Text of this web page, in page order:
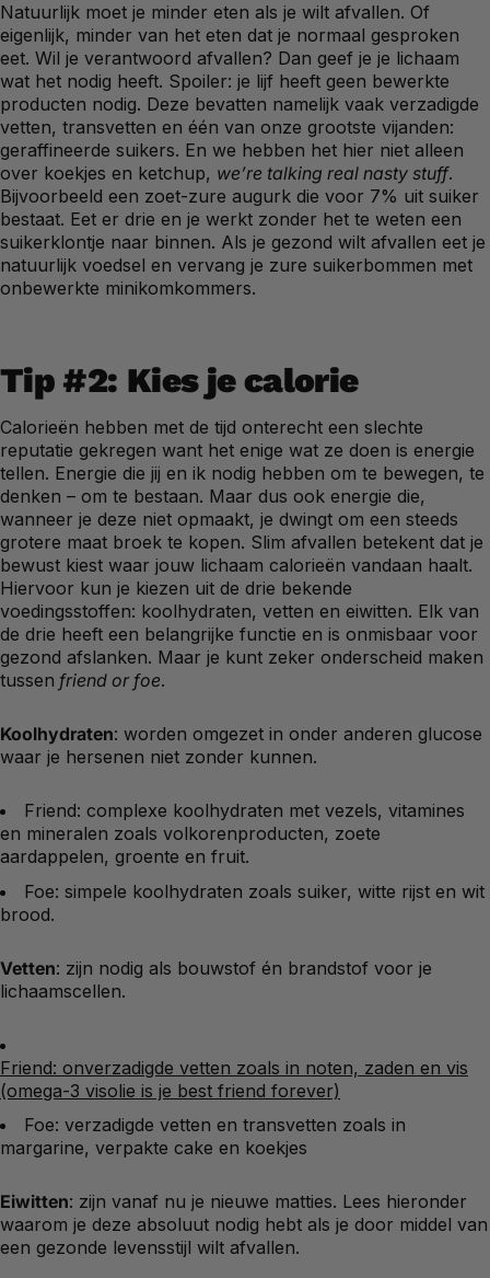
Natuurlijk moet je minder eten als je wilt afvallen. Of
eigenlijk, minder van het eten dat je normaal gesproken
eet. Wil je verantwoord afvallen? Dan geef je je lichaam
wat het nodig heeft. Spoiler: je lijf heeft geen bewerkte
producten nodig. Deze bevatten namelijk vaak verzadigde
vetten, transvetten en één van onze grootste vijanden:
geraffineerde suikers. En we hebben het hier niet alleen
over koekjes en ketchup, we’re talking real nasty stuff.
Bijvoorbeeld een zoet-zure augurk die voor 7% uit suiker
bestaat. Eet er drie en je werkt zonder het te weten een
suikerklontje naar binnen. Als je gezond wilt afvallen eet je
natuurlijk voedsel en vervang je zure suikerbommen met
onbewerkte minikomkommers.
Tip #2: Kies je calorie
Calorieën hebben met de tijd onterecht een slechte
reputatie gekregen want het enige wat ze doen is energie
tellen. Energie die jij en ik nodig hebben om te bewegen, te
denken – om te bestaan. Maar dus ook energie die,
wanneer je deze niet opmaakt, je dwingt om een steeds
grotere maat broek te kopen. Slim afvallen betekent dat je
bewust kiest waar jouw lichaam calorieën vandaan haalt.
Hiervoor kun je kiezen uit de drie bekende
voedingsstoffen: koolhydraten, vetten en eiwitten. Elk van
de drie heeft een belangrijke functie en is onmisbaar voor
gezond afslanken. Maar je kunt zeker onderscheid maken
tussen friend or foe.
Koolhydraten: worden omgezet in onder anderen glucose
waar je hersenen niet zonder kunnen.
Friend: complexe koolhydraten met vezels, vitamines
en mineralen zoals volkorenproducten, zoete
aardappelen, groente en fruit.
Foe: simpele koolhydraten zoals suiker, witte rijst en wit
brood.
Vetten: zijn nodig als bouwstof én brandstof voor je
lichaamscellen.
Friend: onverzadigde vetten zoals in noten, zaden en vis
(omega-3 visolie is je best friend forever)
Foe: verzadigde vetten en transvetten zoals in
margarine, verpakte cake en koekjes
Eiwitten: zijn vanaf nu je nieuwe matties. Lees hieronder
waarom je deze absoluut nodig hebt als je door middel van
een gezonde levensstijl wilt afvallen.